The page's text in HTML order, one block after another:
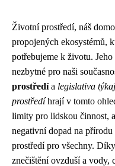
Životní prostředí, náš
propojených ekosystémů,
potřebujeme k životu.
nezbytné pro naši
prostředía legislativa
prostředíhrají v tomto
limity pro lidskou činnost,
negativní dopad na
prostředí pro všechny.
znečištění ovzduší a vody,